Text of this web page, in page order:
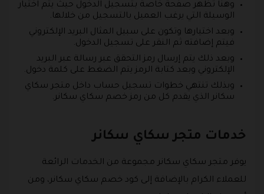
وهنا تظهر صفحة خاصة بتسجيل الدخول حيث يتم اختيار
الوسيلة التي يرغب العميل بالتسجيل من خلالها.
وبعد اختيارها وتكون على سبيل المثال البريد الإلكتروني
فيتم إضافته ثم النقر على تسجيل الدخول.
وبعد ذلك يتم إرسال رمز التحقق عبر رسالة عبر البريد
الإلكتروني وبعد كتابة الرمز يتم الضغط على كلمة دخول.
وبذلك تنتهي خطوات تسجيل حساب داخل متجر سكاي
سكانر الذي يقدم كل من رمز خصم سكاي سكانر.
خدمات متجر سكاي سكانر
يوفر متجر سكاي سكانر مجموعة من الخدمات الرائعة
للعملاء الكرام بالإضافة إلى كود خصم سكاي سكانر، ومن